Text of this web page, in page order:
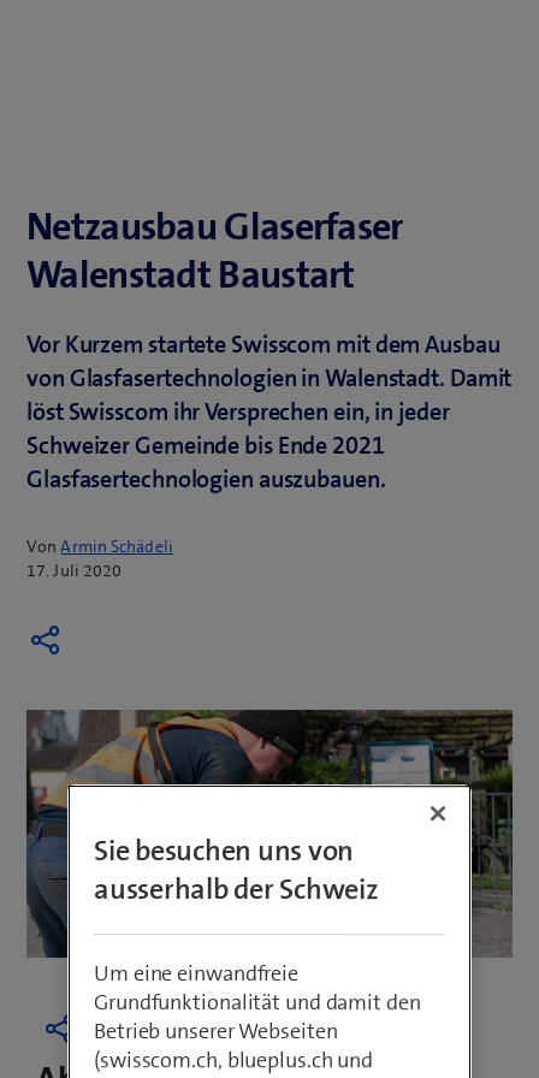
Netzausbau Glaserfaser
Walenstadt Baustart
Vor Kurzem startete Swisscom mit dem Ausbau
von Glasfasertechnologien in Walenstadt. Damit
löst Swisscom ihr Versprechen ein, in jeder
Schweizer Gemeinde bis Ende 2021
Glasfasertechnologien auszubauen.
VonArmin Schädeli
17. Juli 2020
Sie besuchen uns von
ausserhalb der Schweiz
Um eine einwandfreie
Grundfunktionalität und damit den
Betrieb unserer Webseiten
(swisscom.ch, blueplus.ch und